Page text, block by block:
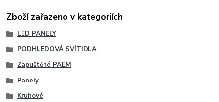
Zboží zařazeno v kategoriích
LED PANELY
PODHLEDOVÁ SVÍTIDLA
Zapuštěné PAEM
Panely
Kruhové